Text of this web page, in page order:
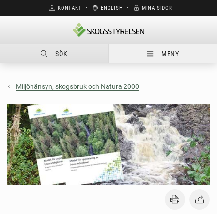
KONTAKT ⋅ ENGLISH ⋅ MINA SIDOR
SÖK MENY
Miljöhänsyn, skogsbruk och Natura 2000